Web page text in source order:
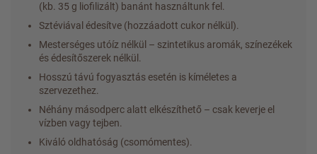
(kb. 35 g liofilizált) banánt használtunk fel.
Sztéviával édesítve (hozzáadott cukor nélkül).
Mesterséges utóíz nélkül – szintetikus aromák, színezékek
és édesítőszerek nélkül.
Hosszú távú fogyasztás esetén is kíméletes a
szervezethez.
Néhány másodperc alatt elkészíthető – csak keverje el
vízben vagy tejben.
Kiváló oldhatóság (csomómentes).